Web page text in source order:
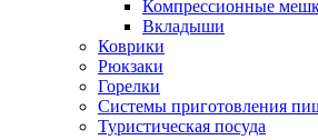
Компрессионные
Вкладыши
Коврики
Рюкзаки
Горелки
Системы приготовления
Туристическая посуда